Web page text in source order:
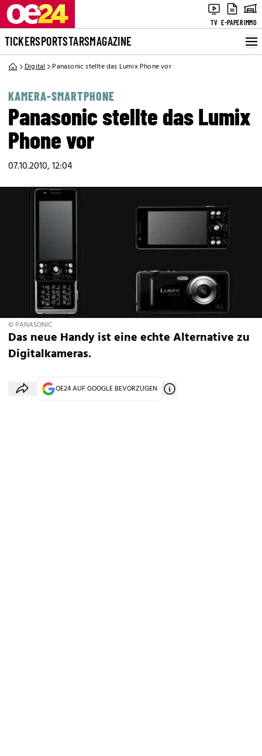
TV E-PAPERIMMO
TICKERSPORTSTARSMAGAZINE
Digital Panasonic stellte das Lumix Phone vor
KAMERA-SMARTPHONE
Panasonic stellte das Lumix
Phone vor
07.10.2010, 12:04
© PANASONIC
Das neue Handy ist eine echte Alternative zu
Digitalkameras.
OE24 AUF GOOGLE BEVORZUGEN